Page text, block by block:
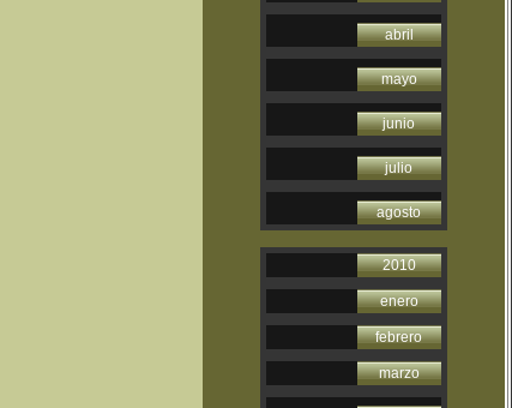
abril
mayo
junio
julio
agosto
2010
enero
febrero
marzo